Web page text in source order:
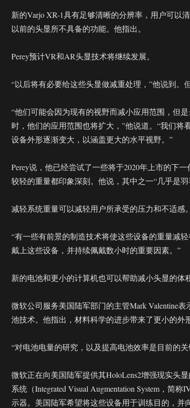
新的Varjo XR-1具有足够清晰的分辨率，用户可以
以前的头显所不具备的功能。他指出。
Perey预计VR和AR头显技术将继续发展。
“以后将有必要给这些头显做减重处理，”他说到。
“他们可能会因为现有的视野而减小应用范围，但
时，他们的应用范围也将扩大，”他说道。“我们将
设备外形逐渐变大，以涵盖更大的水平视野。”
Perey说，他已经尝试了一些将于2020年上市的下
较轻的重量都印象深刻。他说，其中之一“几乎是羽
减轻系统重量可以减轻用户所承受的压力和不适感。
“有一些有前景的制造技术将使这些设备的重量减
戴上这些设备，并持续佩戴数小时的重要因素。”
新的电池和更小的计算机也可以帮助减小头显的体
微软公司服务美国陆军部门的主管Mark Valentine
池技术。他指出，材料科学的进步带来了更小的外
“对电池电量的研究，以及提高电池效率是目前的关
微软正在向美国陆军提供其HoloLens2增强现实头
系统（Integrated Visual Augmentation System，简
示器。美国陆军希望将这些设备用于训练目的，并